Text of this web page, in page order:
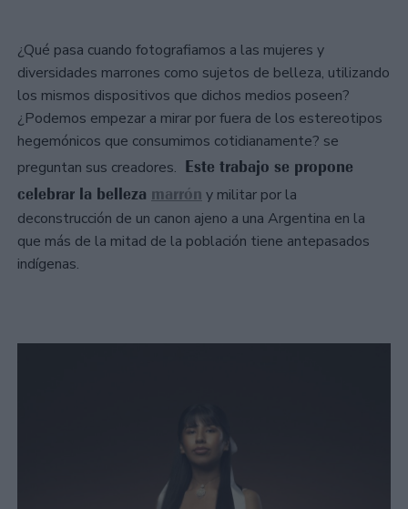
¿Qué pasa cuando fotografiamos a las mujeres y
diversidades marrones como sujetos de belleza, utilizando
los mismos dispositivos que dichos medios poseen?
¿Podemos empezar a mirar por fuera de los estereotipos
hegemónicos que consumimos cotidianamente? se
preguntan sus creadores. Este trabajo se propone
celebrar la belleza marrón y militar por la
deconstrucción de un canon ajeno a una Argentina en la
que más de la mitad de la población tiene antepasados
indígenas.